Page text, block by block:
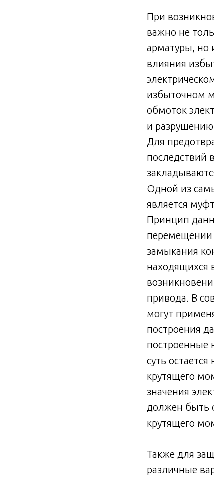
При
важно не
арматуры, но
влияния
избыточном
обмоток
и разрушению
Для
последствий
Одной из
является
Принцип
перемещении
замыкания
находящихся
привода. В
могут
построения
построенные
суть
крутящего
значения
должен быть
крутящего
Также для
различные